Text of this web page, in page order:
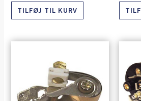
TILFØJ TIL KURV